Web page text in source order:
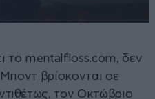
το mentalfloss.com, δεν
βρίσκονται σε
τον Οκτώβριο